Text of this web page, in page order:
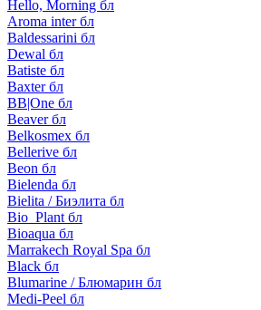
Hello, Morning бл
Aroma inter бл
Baldessarini бл
Dewal бл
Batiste бл
Baxter бл
BB|One бл
Beaver бл
Belkosmex бл
Bellerive бл
Beon бл
Bielenda бл
Bielita / Биэлита бл
Bio_Plant бл
Bioaqua бл
Marrakech Royal Spa бл
Black бл
Blumarine / Блюмарин бл
Medi-Peel бл